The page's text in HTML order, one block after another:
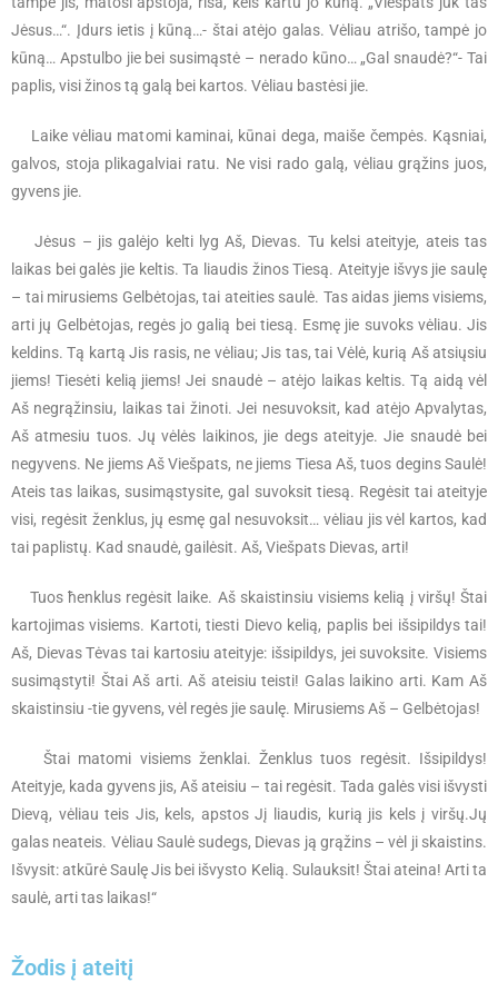
Jėsus…“. Įdurs ietis į kūną…- štai atėjo galas. Vėliau atrišo, tampė jo
kūną… Apstulbo jie bei susimąstė – nerado kūno… „Gal snaudė?“- Tai
paplis, visi žinos tą galą bei kartos. Vėliau bastėsi jie.
Laike vėliau matomi kaminai, kūnai dega, maiše čempės. Kąsniai,
galvos, stoja plikagalviai ratu. Ne visi rado galą, vėliau grąžins juos,
gyvens jie.
Jėsus – jis galėjo kelti lyg Aš, Dievas. Tu kelsi ateityje, ateis tas
laikas bei galės jie keltis. Ta liaudis žinos Tiesą. Ateityje išvys jie saulę
– tai mirusiems Gelbėtojas, tai ateities saulė. Tas aidas jiems visiems,
arti jų Gelbėtojas, regės jo galią bei tiesą. Esmę jie suvoks vėliau. Jis
keldins. Tą kartą Jis rasis, ne vėliau; Jis tas, tai Vėlė, kurią Aš atsiųsiu
jiems! Tiesėti kelią jiems! Jei snaudė – atėjo laikas keltis. Tą aidą vėl
Aš negrąžinsiu, laikas tai žinoti. Jei nesuvoksit, kad atėjo Apvalytas,
Aš atmesiu tuos. Jų vėlės laikinos, jie degs ateityje. Jie snaudė bei
negyvens. Ne jiems Aš Viešpats, ne jiems Tiesa Aš, tuos degins Saulė!
Ateis tas laikas, susimąstysite, gal suvoksit tiesą. Regėsit tai ateityje
visi, regėsit ženklus, jų esmę gal nesuvoksit… vėliau jis vėl kartos, kad
tai paplistų. Kad snaudė, gailėsit. Aš, Viešpats Dievas, arti!
Tuos ћenklus regėsit laike. Aš skaistinsiu visiems kelią į viršų! Štai
kartojimas visiems. Kartoti, tiesti Dievo kelią, paplis bei išsipildys tai!
Aš, Dievas Tėvas tai kartosiu ateityje: išsipildys, jei suvoksite. Visiems
susimąstyti! Štai Aš arti. Aš ateisiu teisti! Galas laikino arti. Kam Aš
skaistinsiu -tie gyvens, vėl regės jie saulę. Mirusiems Aš – Gelbėtojas!
Štai matomi visiems ženklai. Ženklus tuos regėsit. Išsipildys!
Ateityje, kada gyvens jis, Aš ateisiu – tai regėsit. Tada galės visi išvysti
Dievą, vėliau teis Jis, kels, apstos Jį liaudis, kurią jis kels į viršų.Jų
galas neateis. Vėliau Saulė sudegs, Dievas ją grąžins – vėl ji skaistins.
Išvysit: atkūrė Saulę Jis bei išvysto Kelią. Sulauksit! Štai ateina! Arti ta
saulė, arti tas laikas!“
Žodis į ateitį